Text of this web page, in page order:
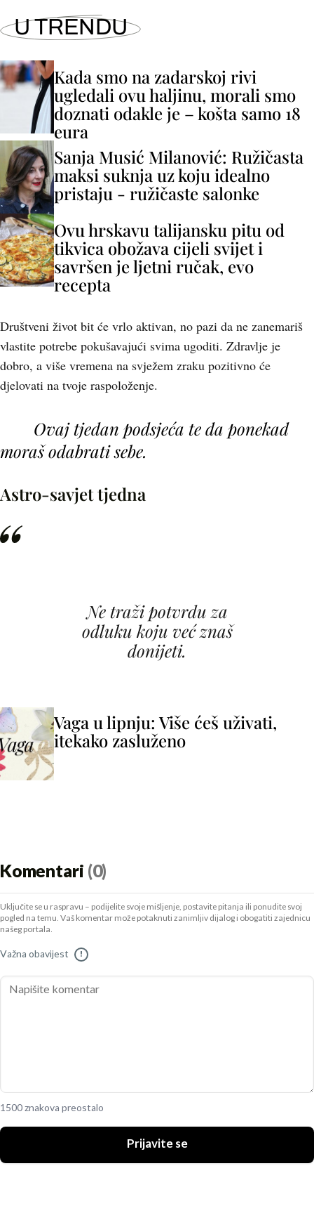
U TRENDU
Kada smo na zadarskoj rivi
ugledali ovu haljinu, morali smo
doznati odakle je – košta samo 18
eura
Sanja Musić Milanović: Ružičasta
maksi suknja uz koju idealno
pristaju - ružičaste salonke
Ovu hrskavu talijansku pitu od
tikvica obožava cijeli svijet i
savršen je ljetni ručak, evo
recepta
Društveni život bit će vrlo aktivan, no pazi da ne zanemariš
vlastite potrebe pokušavajući svima ugoditi. Zdravlje je
dobro, a više vremena na svježem zraku pozitivno će
djelovati na tvoje raspoloženje.
Ovaj tjedan podsjeća te da ponekad
moraš odabrati sebe.
Astro-savjet tjedna
Ne traži potvrdu za
odluku koju već znaš
donijeti.
Vaga u lipnju: Više ćeš uživati,
itekako zasluženo
Komentari (0)
Uključite se u raspravu – podijelite svoje mišljenje, postavite pitanja ili ponudite svoj
pogled na temu. Vaš komentar može potaknuti zanimljiv dijalog i obogatiti zajednicu
našeg portala.
Važna obavijest !
1500 znakova preostalo
Prijavite se